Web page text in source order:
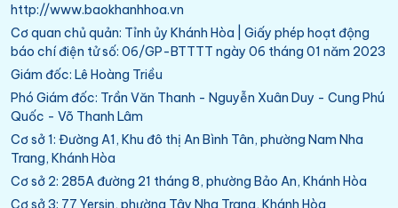
http://www.baokhanhhoa.vn
Cơ quan chủ quản: Tỉnh ủy Khánh Hòa | Giấy phép hoạt động
báo chí điện tử số: 06/GP-BTTTT ngày 06 tháng 01 năm 2023
Giám đốc: Lê Hoàng Triều
Phó Giám đốc: Trần Văn Thanh - Nguyễn Xuân Duy - Cung Phú
Quốc - Võ Thanh Lâm
Cơ sở 1: Đường A1, Khu đô thị An Bình Tân, phường Nam Nha
Trang, Khánh Hòa
Cơ sở 2: 285A đường 21 tháng 8, phường Bảo An, Khánh Hòa
Cơ sở 3: 77 Yersin, phường Tây Nha Trang, Khánh Hòa